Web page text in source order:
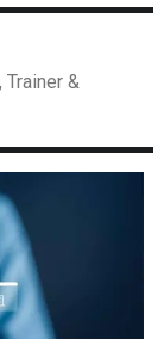
Trainer &